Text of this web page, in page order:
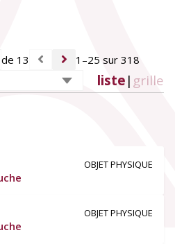
de Paris (AP-HP). Musée
de 13 1–25 sur 318
liste | grille
OBJET PHYSIQUE
OBJET PHYSIQUE